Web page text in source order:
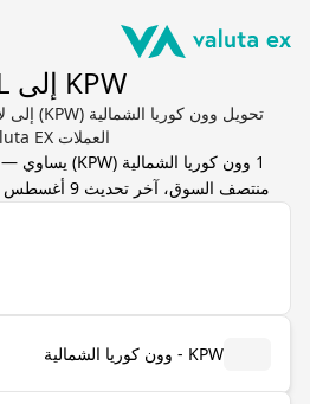
KPW إلى LVL
العملات Valuta EX
1 وون كوريا الشمالية (
KPW) يساوي—
منتصف السوق، آخر تحديث 9 أغسطس 2026 في 11:50 ص UTC
KPW - وون كوريا الشمالية